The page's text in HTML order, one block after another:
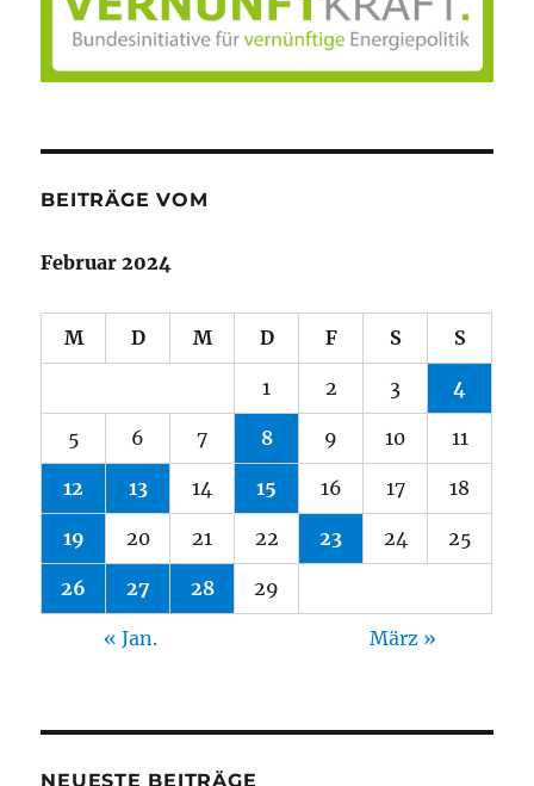
BEITRÄGE VOM
Februar 2024
M D M D F S S
1 2 3 4
5 6 7 8 9 10 11
12 13 14 15 16 17 18
19 20 21 22 23 24 25
26 27 28 29
« Jan. März »
NEUESTE BEITRÄGE